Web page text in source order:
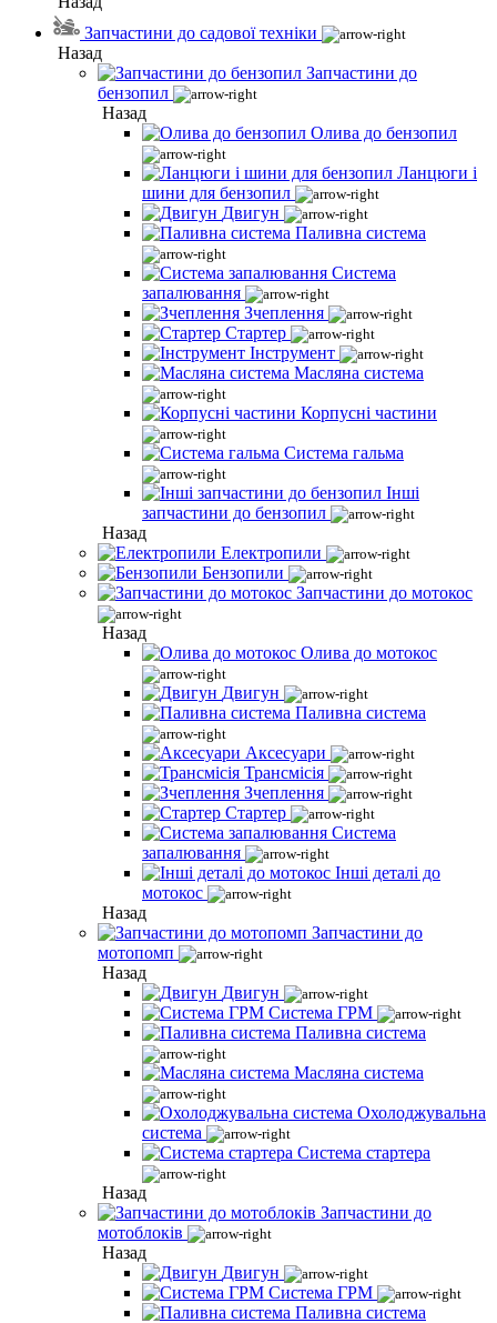
Запчастини до садової техніки
Назад
Запчастини до
бензопил
Назад
Олива до бензопил
Ланцюги і
шини для бензопил
Двигун
Паливна система
Система
запалювання
Зчеплення
Стартер
Інструмент
Масляна система
Корпусні частини
Система гальма
Інші
запчастини до бензопил
Назад
Електропили
Бензопили
Запчастини до мотокос
Назад
Олива до мотокос
Двигун
Паливна система
Аксесуари
Трансмісія
Зчеплення
Стартер
Система
запалювання
Інші деталі до
мотокос
Назад
Запчастини до
мотопомп
Назад
Двигун
Система ГРМ
Паливна система
Масляна система
Охолоджувальна
система
Система стартера
Назад
Запчастини до
мотоблоків
Назад
Двигун
Система ГРМ
Паливна система